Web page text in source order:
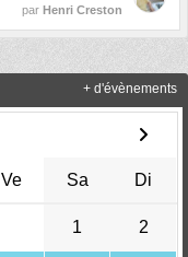
par Henri Creston
Ve Sa Di
1 2
+ d'évènements